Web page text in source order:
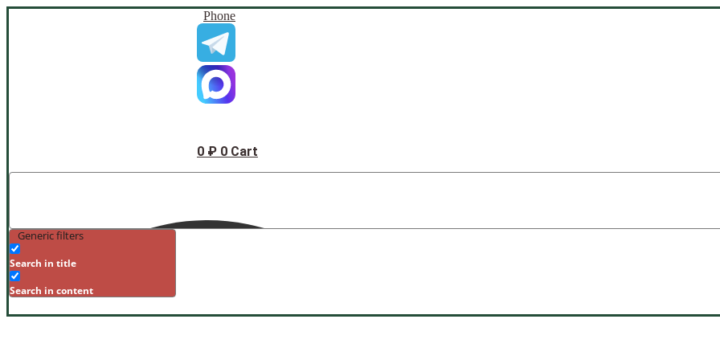
Phone
0 ₽ 0 Cart
Generic filters
Search in title
Search in content